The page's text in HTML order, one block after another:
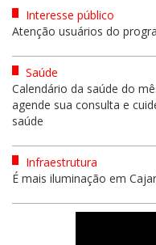
Interesse público
Atenção usuários do
Saúde
Calendário da saúde do
agende sua consulta e
saúde
Infraestrutura
É mais iluminação em